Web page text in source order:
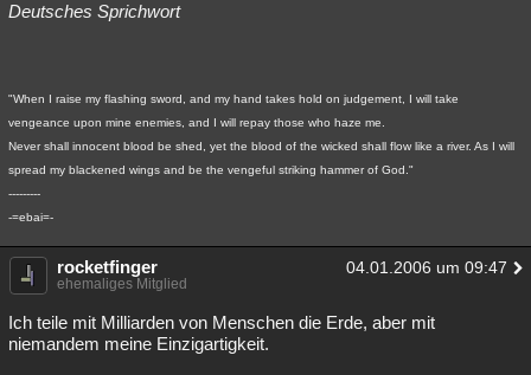
Deutsches Sprichwort
"When I raise my flashing sword, and my hand takes hold on judgement, I will take
vengeance upon mine enemies, and I will repay those who haze me.
Never shall innocent blood be shed, yet the blood of the wicked shall flow like a river. As I will
spread my blackened wings and be the vengeful striking hammer of God."
---------
-=ebai=-
rocketfinger 04.01.2006 um 09:47
ehemaliges Mitglied
Ich teile mit Milliarden von Menschen die Erde, aber mit
niemandem meine Einzigartigkeit.